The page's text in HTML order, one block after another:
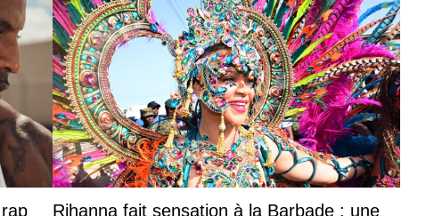
Rihanna fait sensation à la Barbade : une